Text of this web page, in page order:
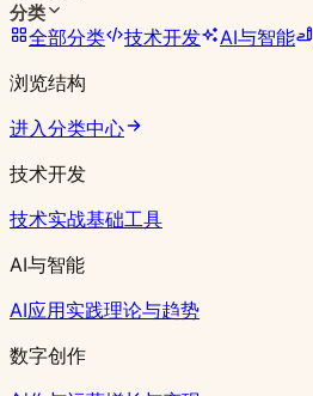
分类
全部分类 技术开发 AI与智能
浏览结构
进入分类中心
技术开发
技术实战基础工具
AI与智能
AI应用实践理论与趋势
数字创作